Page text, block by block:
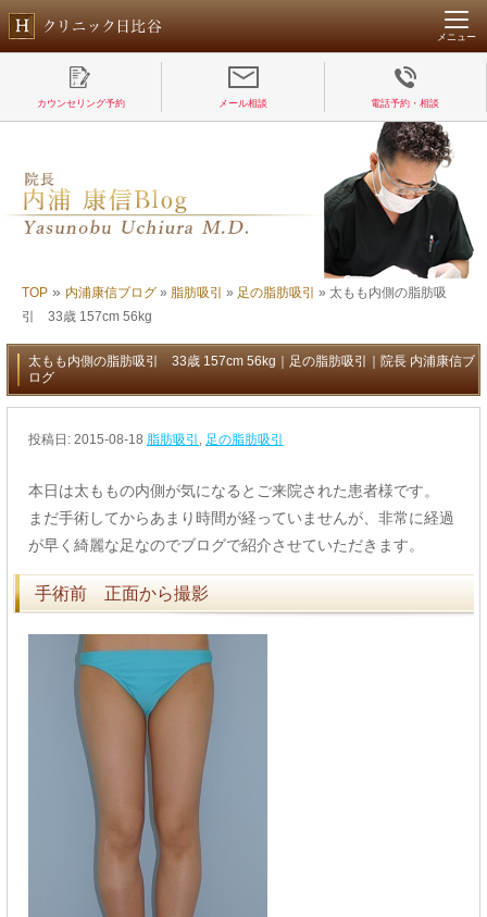
メニュー
カウンセリング予約 メール相談 電話予約・相談
TOP » 内浦康信ブログ » 脂肪吸引 » 足の脂肪吸引 » 太もも内側の脂肪吸
引 33歳 157cm 56kg
太もも内側の脂肪吸引 33歳 157cm 56kg｜足の脂肪吸引｜院長 内浦康信ブ
ログ
投稿日: 2015-08-18 脂肪吸引 , 足の脂肪吸引
本日は太ももの内側が気になるとご来院された患者様です。
まだ手術してからあまり時間が経っていませんが、非常に経過
が早く綺麗な足なのでブログで紹介させていただきます。
手術前 正面から撮影